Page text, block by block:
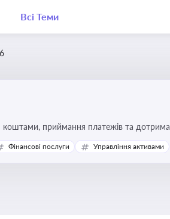
Всі Теми
і платіжних послуг, управління коштами, приймання
Фінансові послуги Управління активами